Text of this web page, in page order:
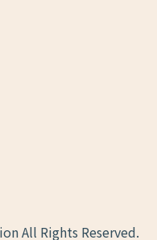
All Rights Reserved.